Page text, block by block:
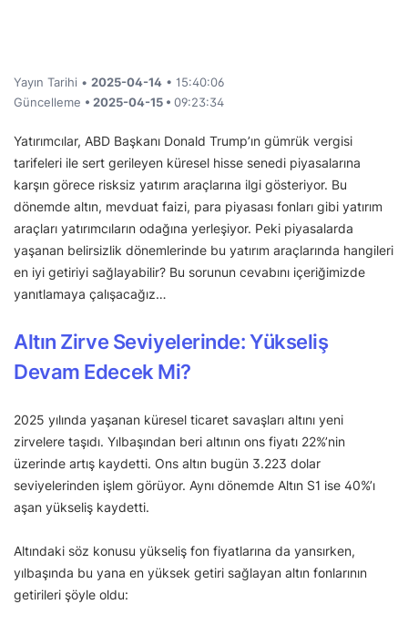
Yayın Tarihi • 2025-04-14 • 15:40:06
Güncelleme • 2025-04-15 • 09:23:34
Yatırımcılar, ABD Başkanı Donald Trump’ın gümrük vergisi
tarifeleri ile sert gerileyen küresel hisse senedi piyasalarına
karşın görece risksiz yatırım araçlarına ilgi gösteriyor. Bu
dönemde altın, mevduat faizi, para piyasası fonları gibi yatırım
araçları yatırımcıların odağına yerleşiyor. Peki piyasalarda
yaşanan belirsizlik dönemlerinde bu yatırım araçlarında hangileri
en iyi getiriyi sağlayabilir? Bu sorunun cevabını içeriğimizde
yanıtlamaya çalışacağız…
Altın Zirve Seviyelerinde: Yükseliş
Devam Edecek Mi?
2025 yılında yaşanan küresel ticaret savaşları altını yeni
zirvelere taşıdı. Yılbaşından beri altının ons fiyatı 22%’nin
üzerinde artış kaydetti. Ons altın bugün 3.223 dolar
seviyelerinden işlem görüyor. Aynı dönemde Altın S1 ise 40%’ı
aşan yükseliş kaydetti.
Altındaki söz konusu yükseliş fon fiyatlarına da yansırken,
yılbaşında bu yana en yüksek getiri sağlayan altın fonlarının
getirileri şöyle oldu: